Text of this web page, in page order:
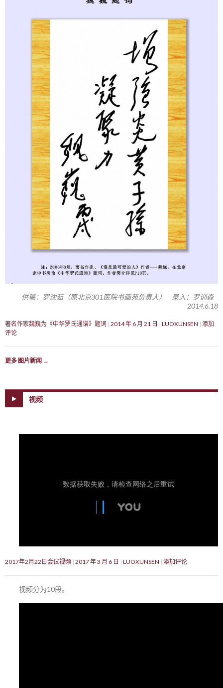
供稿：罗沈茹（原北京301医院书画苑负责人） 录入：罗训森
2014.6.18
著名作家魏巍为《中华罗氏通谱》题词 2014 年 6 月 21 日 LUOXUNSEN 添加
评论
更多 图片新闻 →
视频
2017年2月22日会议视频 2017 年 3 月 6 日 LUOXUNSEN 添加评论
视频分为10段。